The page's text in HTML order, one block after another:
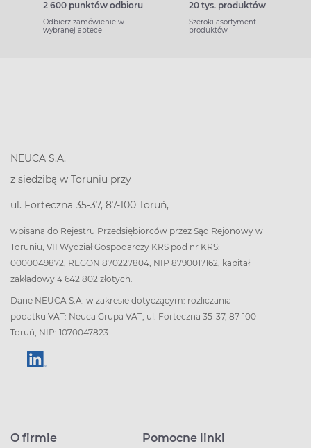
2 600 punktów odbioru
Odbierz zamówienie w
wybranej aptece
20 tys. produktów
Szeroki asortyment
produktów
NEUCA S.A.
z siedzibą w Toruniu przy
ul. Forteczna 35-37, 87-100 Toruń,
wpisana do Rejestru Przedsiębiorców przez Sąd Rejonowy w
Toruniu, VII Wydział Gospodarczy KRS pod nr KRS:
0000049872, REGON 870227804, NIP 8790017162, kapitał
zakładowy 4 642 802 złotych.
Dane NEUCA S.A. w zakresie dotyczącym: rozliczania
podatku VAT: Neuca Grupa VAT, ul. Forteczna 35-37, 87-100
Toruń, NIP: 1070047823
O firmie Pomocne linki